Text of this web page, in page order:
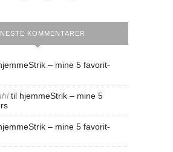
KOMMENTARER
– mine 5 favorit-
til hjemmeStrik – mine 5
– mine 5 favorit-